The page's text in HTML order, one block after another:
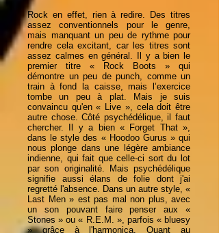
Rock en effet, rien à redire. Des titres
assez conventionnels pour le genre,
mais manquant un peu de rythme pour
rendre cela excitant, car les titres sont
assez calmes en général. Il y a bien le
premier titre « Rock Boots » qui
démontre un peu de punch, comme un
train à fond la caisse, mais l’exercice
tombe un peu à plat. Mais je suis
convaincu qu'en « Live », cela doit être
autre chose. Côté psychédélique, il faut
chercher. Il y a bien « Forget That »,
dans le style des « Hoodoo Gurus » qui
nous plonge dans une légère ambiance
indienne, qui fait que celle-ci sort du lot
par son originalité. Mais psychédélique
signifie aussi élans de folie dont j'ai
regretté l'absence. Dans un autre style, «
Last Men » est pas mal non plus, avec
un son pouvant faire penser aux «
Stones » ou « R.E.M. », parfois « bluesy
» grâce à l'harmonica. Quant au